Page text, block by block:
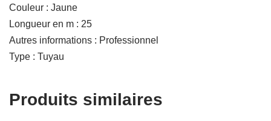
Couleur : Jaune
Longueur en m : 25
Autres informations : Professionnel
Type : Tuyau
Produits similaires